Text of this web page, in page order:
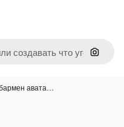
Поиск
авата…